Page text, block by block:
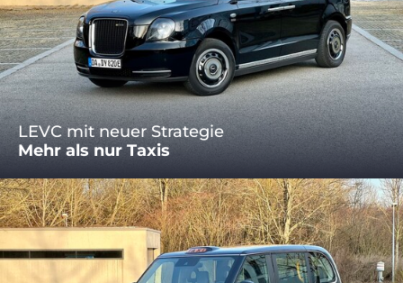
LEVC mit neuer Strategie
Mehr als nur Taxis